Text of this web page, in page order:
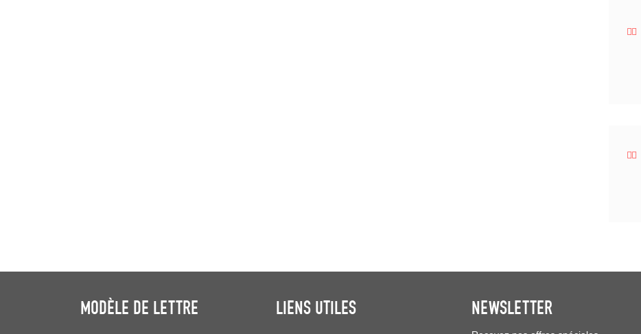
MODÈLE DE LETTRE LIENS UTILES NEWSLETTER